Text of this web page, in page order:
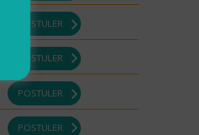
POSTULER
POSTULER
POSTULER
POSTULER